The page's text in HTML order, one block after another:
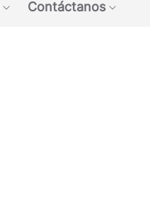
Contáctanos